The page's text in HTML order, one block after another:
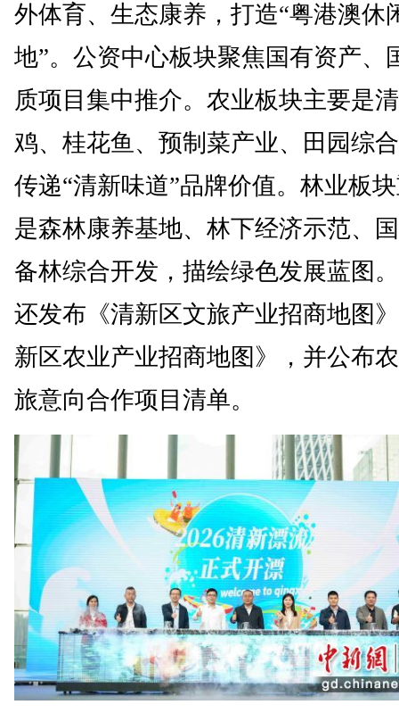
外体育、生态康养，打造“粤港澳休
地”。公资中心板块聚焦国有资产、
质项目集中推介。农业板块主要是
鸡、桂花鱼、预制菜产业、田园综
传递“清新味道”品牌价值。林业板
是森林康养基地、林下经济示范、
备林综合开发，描绘绿色发展蓝图
还发布《清新区文旅产业招商地图
新区农业产业招商地图》，并公布
旅意向合作项目清单。